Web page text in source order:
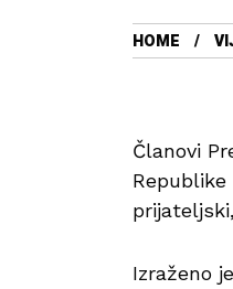
HOME
Članovi
Izraženo